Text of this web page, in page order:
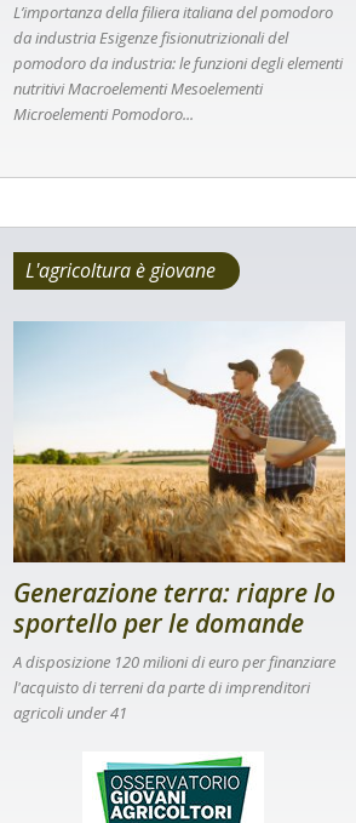
L’importanza della filiera italiana del pomodoro
da industria Esigenze fisionutrizionali del
pomodoro da industria: le funzioni degli elementi
nutritivi Macroelementi Mesoelementi
Microelementi Pomodoro...
L'agricoltura è giovane
Generazione terra: riapre lo
sportello per le domande
A disposizione 120 milioni di euro per finanziare
l'acquisto di terreni da parte di imprenditori
agricoli under 41